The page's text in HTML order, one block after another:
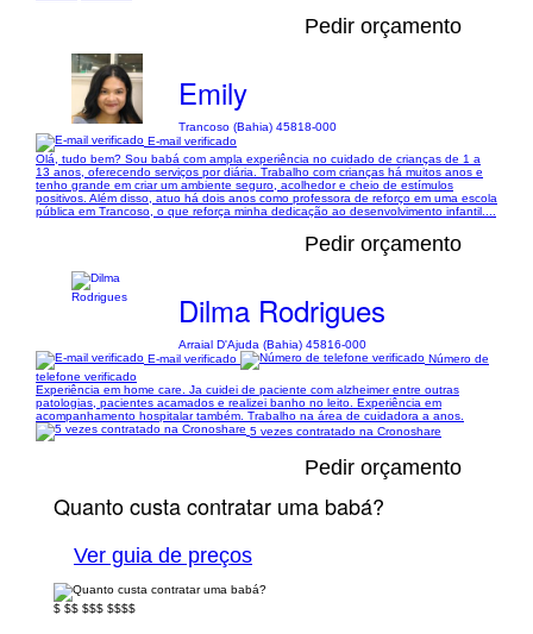
Pedir orçamento
Emily
Trancoso (Bahia) 45818-000
E-mail verificado
Olá, tudo bem? Sou babá com ampla experiência no cuidado de crianças de 1 a
13 anos, oferecendo serviços por diária. Trabalho com crianças há muitos anos e
tenho grande em criar um ambiente seguro, acolhedor e cheio de estímulos
positivos. Além disso, atuo há dois anos como professora de reforço em uma escola
pública em Trancoso, o que reforça minha dedicação ao desenvolvimento infantil....
Pedir orçamento
Dilma Rodrigues
Arraial D'Ajuda (Bahia) 45816-000
E-mail verificado
Número de
telefone verificado
Experiência em home care. Ja cuidei de paciente com alzheimer entre outras
patologias, pacientes acamados e realizei banho no leito. Experiência em
acompanhamento hospitalar também. Trabalho na área de cuidadora a anos.
5 vezes contratado na Cronoshare
Pedir orçamento
Quanto custa contratar uma babá?
Ver guia de preços
$ $$ $$$ $$$$